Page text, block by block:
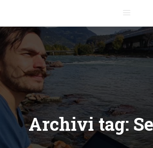
Menu
Archivi tag: